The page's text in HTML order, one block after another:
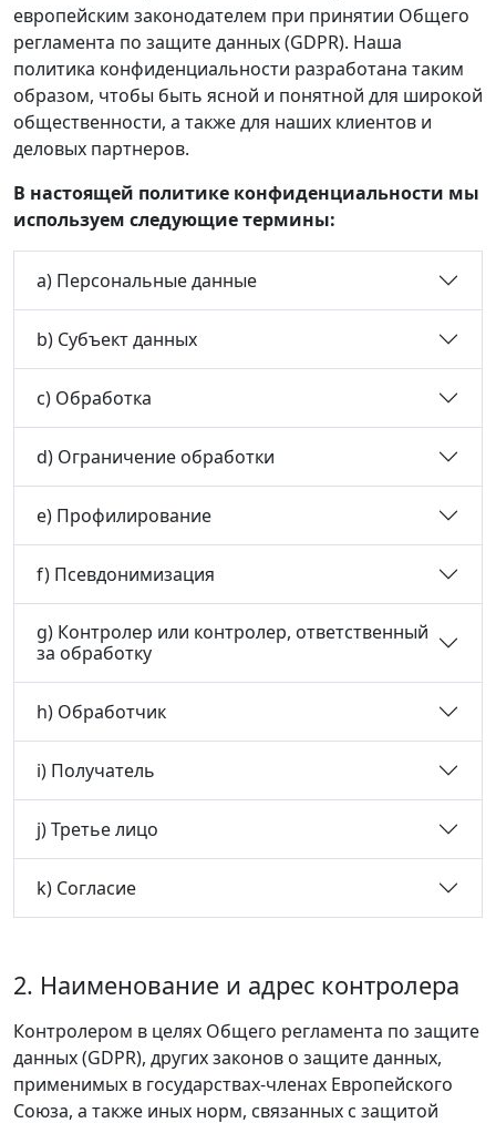
европейским законодателем при принятии Общего
регламента по защите данных (GDPR). Наша
политика конфиденциальности разработана таким
образом, чтобы быть ясной и понятной для широкой
общественности, а также для наших клиентов и
деловых партнеров.
В настоящей политике конфиденциальности мы
используем следующие термины:
a) Персональные данные
b) Субъект данных
c) Обработка
d) Ограничение обработки
e) Профилирование
f) Псевдонимизация
g) Контролер или контролер, ответственный
за обработку
h) Обработчик
i) Получатель
j) Третье лицо
k) Согласие
2. Наименование и адрес контролера
Контролером в целях Общего регламента по защите
данных (GDPR), других законов о защите данных,
применимых в государствах‑членах Европейского
Союза, а также иных норм, связанных с защитой